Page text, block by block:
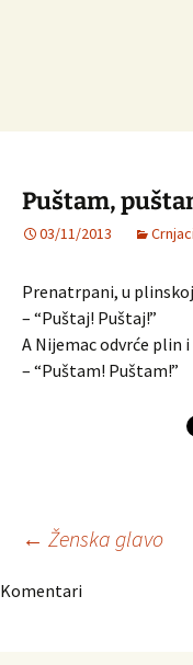
Puštam,
03/11/2013 Crnjaci
Prenatrpani, u
– “Puštaj! Puštaj!”
A Nijemac odvrće plin i
– “Puštam! Puštam!”
← Ženska glavo
Komentari